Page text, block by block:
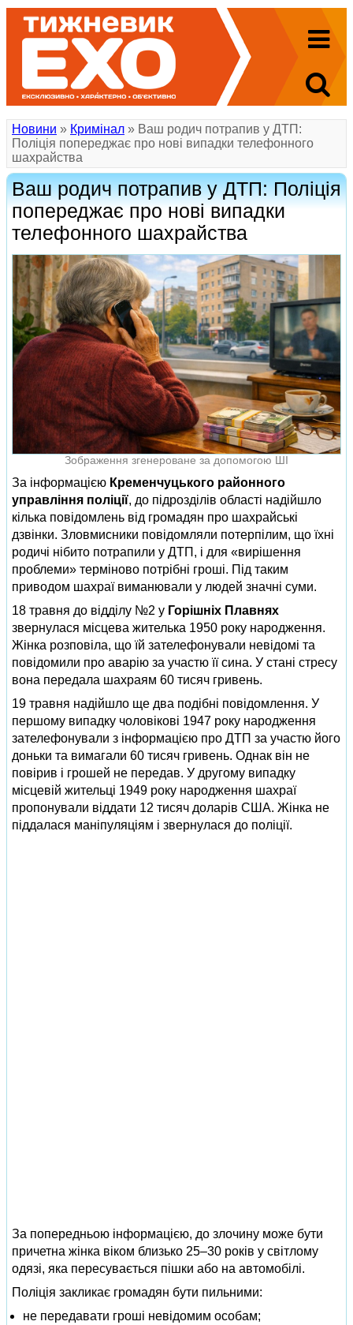
Новини » Кримінал » Ваш родич потрапив у ДТП:
Поліція попереджає про нові випадки телефонного
шахрайства
Ваш родич потрапив у ДТП: Поліція
попереджає про нові випадки
телефонного шахрайства
Зображення згенероване за допомогою ШІ
За інформацією Кременчуцького районного
управління поліції, до підрозділів області надійшло
кілька повідомлень від громадян про шахрайські
дзвінки. Зловмисники повідомляли потерпілим, що їхні
родичі нібито потрапили у ДТП, і для «вирішення
проблеми» терміново потрібні гроші. Під таким
приводом шахраї виманювали у людей значні суми.
18 травня до відділу №2 у Горішніх Плавнях
звернулася місцева жителька 1950 року народження.
Жінка розповіла, що їй зателефонували невідомі та
повідомили про аварію за участю її сина. У стані стресу
вона передала шахраям 60 тисяч гривень.
19 травня надійшло ще два подібні повідомлення. У
першому випадку чоловікові 1947 року народження
зателефонували з інформацією про ДТП за участю його
доньки та вимагали 60 тисяч гривень. Однак він не
повірив і грошей не передав. У другому випадку
місцевій жительці 1949 року народження шахраї
пропонували віддати 12 тисяч доларів США. Жінка не
піддалася маніпуляціям і звернулася до поліції.
За попередньою інформацією, до злочину може бути
причетна жінка віком близько 25–30 років у світлому
одязі, яка пересувається пішки або на автомобілі.
Поліція закликає громадян бути пильними:
не передавати гроші невідомим особам;